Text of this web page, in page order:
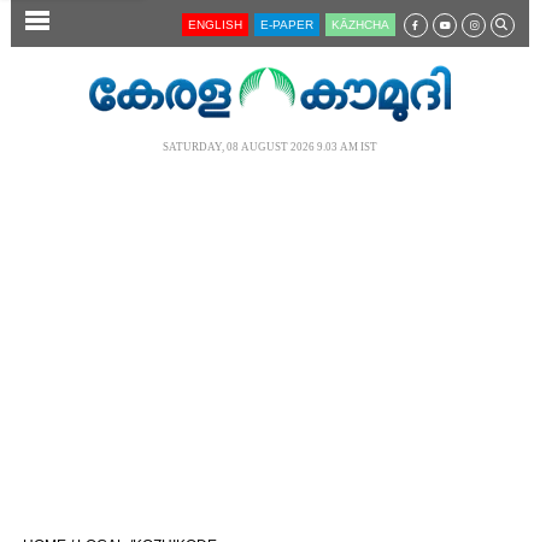
SECTIONS ENGLISH E-PAPER KĀZHCHA
SATURDAY, 08 AUGUST 2026 9.03 AM IST